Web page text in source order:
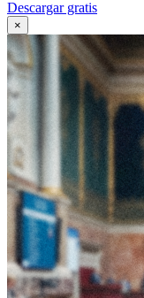
Descargar gratis
×